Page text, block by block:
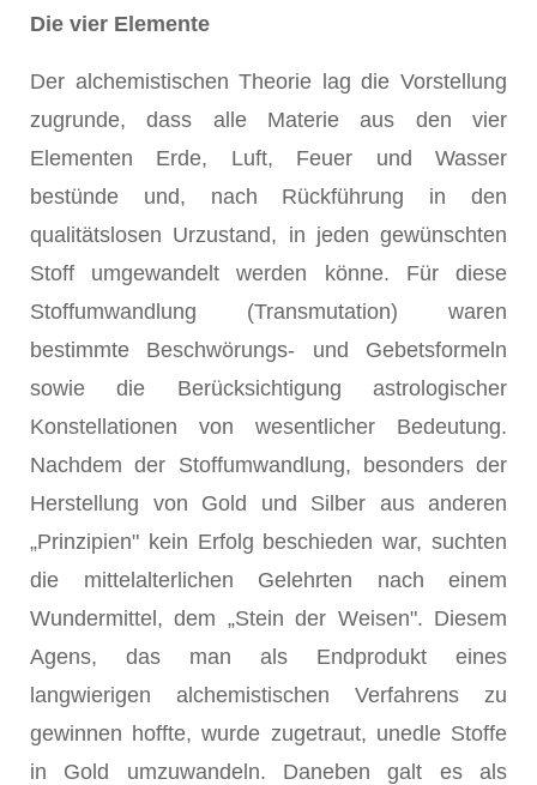
Die vier Elemente
Der alchemistischen Theorie lag die Vorstellung
zugrunde, dass alle Materie aus den vier
Elementen Erde, Luft, Feuer und Wasser
bestünde und, nach Rückführung in den
qualitätslosen Urzustand, in jeden gewünschten
Stoff umgewandelt werden könne. Für diese
Stoffumwandlung (Transmutation) waren
bestimmte Beschwörungs- und Gebetsformeln
sowie die Berücksichtigung astrologischer
Konstellationen von wesentlicher Bedeutung.
Nachdem der Stoffumwandlung, besonders der
Herstellung von Gold und Silber aus anderen
„Prinzipien" kein Erfolg beschieden war, suchten
die mittelalterlichen Gelehrten nach einem
Wundermittel, dem „Stein der Weisen". Diesem
Agens, das man als Endprodukt eines
langwierigen alchemistischen Verfahrens zu
gewinnen hoffte, wurde zugetraut, unedle Stoffe
in Gold umzuwandeln. Daneben galt es als